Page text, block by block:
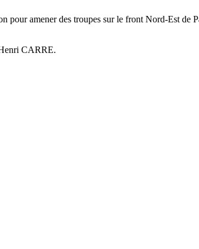
pour amener des troupes sur le front Nord-Est de
CARRE.